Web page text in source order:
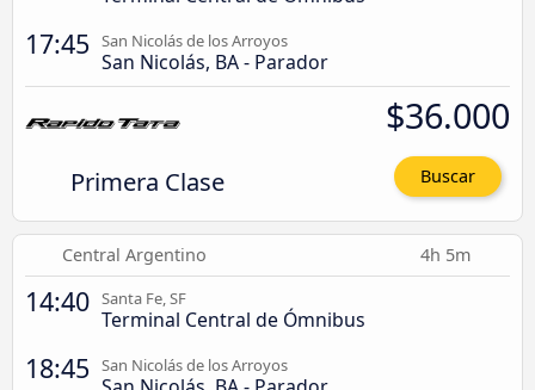
17:45 San Nicolás de los Arroyos
San Nicolás, BA - Parador
Primera Clase
$36.000
Buscar
Central Argentino 4h 5m
14:40 Santa Fe, SF
Terminal Central de Ómnibus
18:45 San Nicolás de los Arroyos